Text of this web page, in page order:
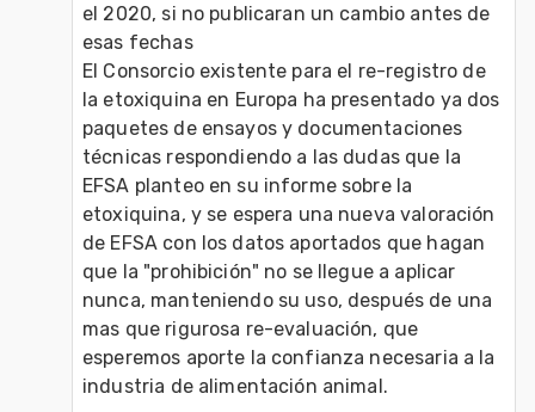
el 2020, si no publicaran un cambio antes de
esas fechas
El Consorcio existente para el re-registro de
la etoxiquina en Europa ha presentado ya dos
paquetes de ensayos y documentaciones
técnicas respondiendo a las dudas que la
EFSA planteo en su informe sobre la
etoxiquina, y se espera una nueva valoración
de EFSA con los datos aportados que hagan
que la "prohibición" no se llegue a aplicar
nunca, manteniendo su uso, después de una
mas que rigurosa re-evaluación, que
esperemos aporte la confianza necesaria a la
industria de alimentación animal.